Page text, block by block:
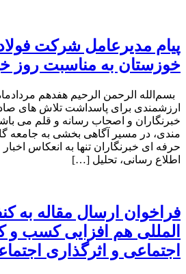
پیام مدیرعامل شرکت
خوزستان به مناسبت روز
بسم‌الله الرحمن الرحیم هفدهم
ارزشمندی برای پاسداشت تلاش‌ های
خبرنگاران و اصحاب رسانه و قلم می
مندی، در مسیر آگاهی‌ بخشی به جامعه
حرفه‌ ای خبرنگاران تنها به انعکاس
اطلاع رسانی، تحلیل […]
فراخوان ارسال مقاله به
المللی هم افزایی کسب و
اجتماعی و اثرگذاری